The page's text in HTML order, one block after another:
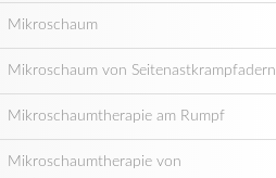
Mikroschaum
Mikroschaum von Seitenastkrampfadern
Mikroschaumtherapie am Rumpf
Mikroschaumtherapie von